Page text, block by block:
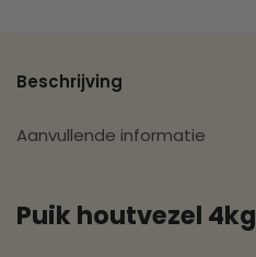
Beschrijving
Aanvullende informatie
Puik houtvezel 4kg